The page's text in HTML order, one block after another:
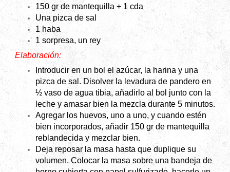
150 gr de mantequilla + 1 cda
Una pizca de sal
1 haba
1 sorpresa, un rey
Elaboración:
Introducir en un bol el azúcar, la harina y una
pizca de sal. Disolver la levadura de pandero en
½ vaso de agua tibia, añadirlo al bol junto con la
leche y amasar bien la mezcla durante 5 minutos.
Agregar los huevos, uno a uno, y cuando estén
bien incorporados, añadir 150 gr de mantequilla
reblandecida y mezclar bien.
Deja reposar la masa hasta que duplique su
volumen. Colocar la masa sobre una bandeja de